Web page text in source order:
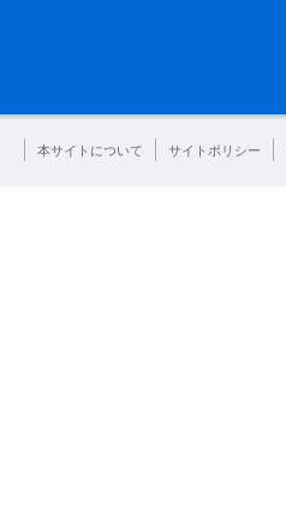
本サイトについて サイトポリシー